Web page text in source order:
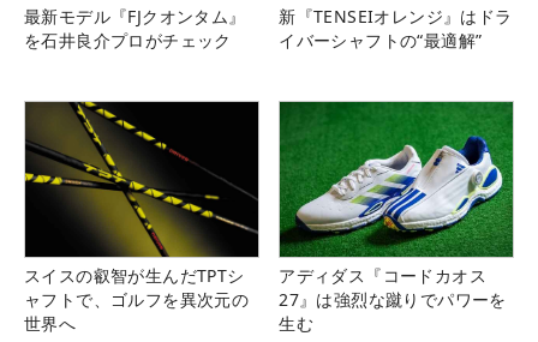
最新モデル『FJクオンタム』
を石井良介プロがチェック
新『TENSEIオレンジ』はドラ
イバーシャフトの“最適解”
スイスの叡智が生んだTPTシ
ャフトで、ゴルフを異次元の
世界へ
アディダス『コードカオス
27』は強烈な蹴りでパワーを
生む